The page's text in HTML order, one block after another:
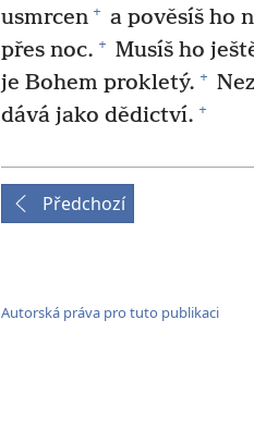
usmrcen + a pověsíš ho
přes noc. + Musíš ho
je Bohem prokletý. +
dává jako dědictví. +
Předchozí
Autorská práva pro tuto publikaci